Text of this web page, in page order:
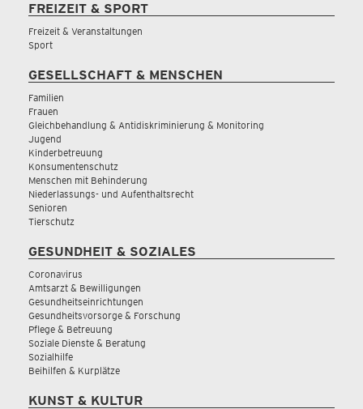
FREIZEIT & SPORT
Freizeit & Veranstaltungen
Sport
GESELLSCHAFT & MENSCHEN
Familien
Frauen
Gleichbehandlung & Antidiskriminierung & Monitoring
Jugend
Kinderbetreuung
Konsumentenschutz
Menschen mit Behinderung
Niederlassungs- und Aufenthaltsrecht
Senioren
Tierschutz
GESUNDHEIT & SOZIALES
Coronavirus
Amtsarzt & Bewilligungen
Gesundheitseinrichtungen
Gesundheitsvorsorge & Forschung
Pflege & Betreuung
Soziale Dienste & Beratung
Sozialhilfe
Beihilfen & Kurplätze
KUNST & KULTUR